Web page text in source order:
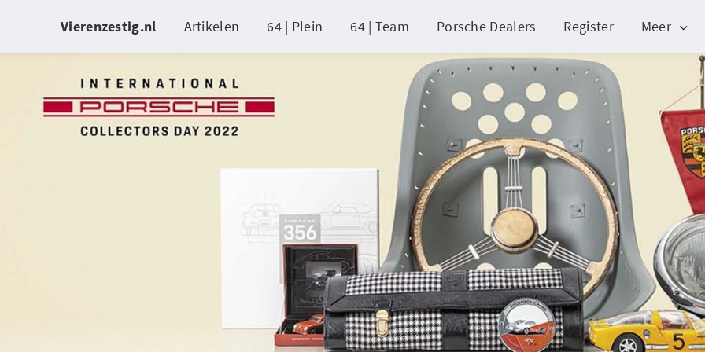
Vierenzestig.nl Artikelen 64 | Plein 64 | Team Porsche Dealers Register Meer